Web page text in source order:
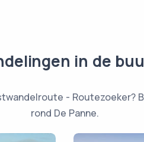
in de
-
rond De Panne.